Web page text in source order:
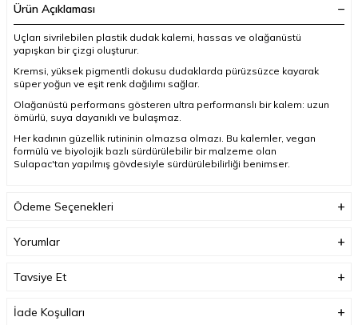
Ürün Açıklaması
Uçları sivrilebilen plastik dudak kalemi, hassas ve olağanüstü
yapışkan bir çizgi oluşturur.
Kremsi, yüksek pigmentli dokusu dudaklarda pürüzsüzce kayarak
süper yoğun ve eşit renk dağılımı sağlar.
Olağanüstü performans gösteren ultra performanslı bir kalem: uzun
ömürlü, suya dayanıklı ve bulaşmaz.
Her kadının güzellik rutininin olmazsa olmazı. Bu kalemler, vegan
formülü ve biyolojik bazlı sürdürülebilir bir malzeme olan
Sulapac'tan yapılmış gövdesiyle sürdürülebilirliği benimser.
Ödeme Seçenekleri
Yorumlar
Tavsiye Et
İade Koşulları